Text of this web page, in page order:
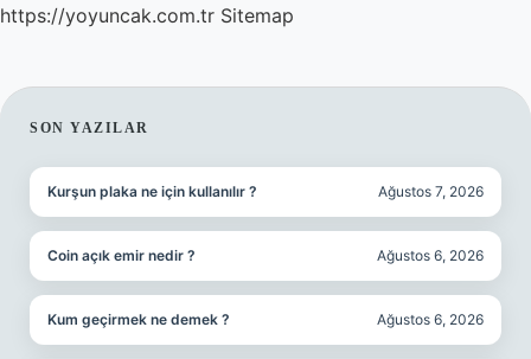
https://yoyuncak.com.tr Sitemap
SIDEBAR
SON YAZILAR
Kurşun plaka ne için kullanılır ? Ağustos 7, 2026
Coin açık emir nedir ? Ağustos 6, 2026
Kum geçirmek ne demek ? Ağustos 6, 2026